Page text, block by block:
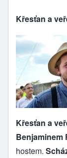
Křesťan a
Křesťan a
Benjaminem
hostem.